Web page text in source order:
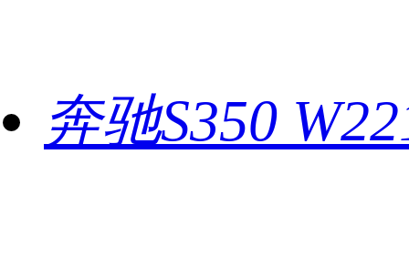
奔驰S350